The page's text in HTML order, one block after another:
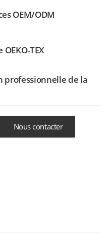
OEM/ODM
TEX
professionnelle de la
Nous contacter